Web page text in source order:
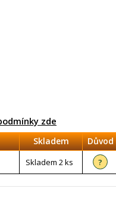
zde
Skladem Důvod
Skladem 2 ks ?